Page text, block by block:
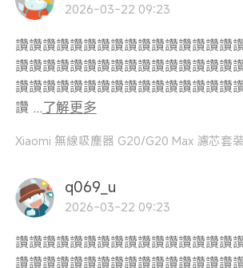
2026-03-22 09:23
讚讚讚讚讚讚讚讚讚讚讚讚讚讚讚讚
讚讚讚讚讚讚讚讚讚讚讚讚讚讚讚讚
讚讚讚讚讚讚讚讚讚讚讚讚讚讚讚讚
讚 ...了解更多
Xiaomi 無線吸塵器 G20/G20 Max 濾芯套裝
q069_u
2026-03-22 09:23
讚讚讚讚讚讚讚讚讚讚讚讚讚讚讚讚
讚讚讚讚讚讚讚讚讚讚讚讚讚讚讚讚